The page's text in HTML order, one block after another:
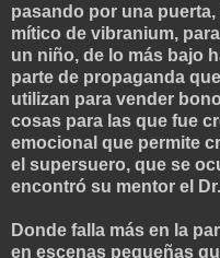
pasando por una
mítico de vibranium,
un niño, de lo más bajo
parte de propaganda
utilizan para vender
cosas para las que fue
emocional que permite
el supersuero, que se
encontró su mentor el
Donde falla más en la
en escenas pequeñas